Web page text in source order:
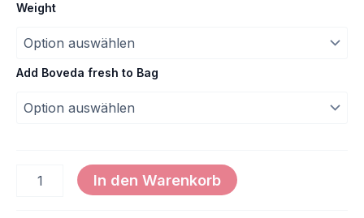
Weight
Add Boveda fresh to Bag
In den Warenkorb